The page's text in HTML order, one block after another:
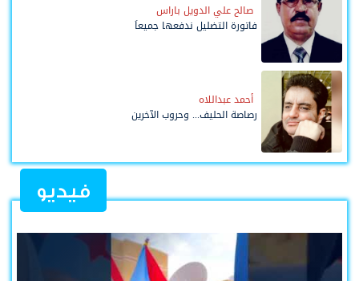
صالح علي الدويل باراس
فاتورة التضليل ندفعها جميعاً
أحمد عبداللاه
رصاصة الحليف... وحروب الآخرين
فيديو